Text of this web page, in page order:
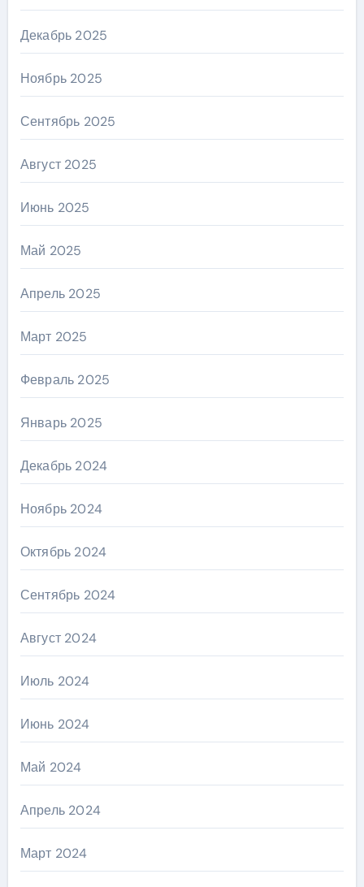
Декабрь 2025
Ноябрь 2025
Сентябрь 2025
Август 2025
Июнь 2025
Май 2025
Апрель 2025
Март 2025
Февраль 2025
Январь 2025
Декабрь 2024
Ноябрь 2024
Октябрь 2024
Сентябрь 2024
Август 2024
Июль 2024
Июнь 2024
Май 2024
Апрель 2024
Март 2024